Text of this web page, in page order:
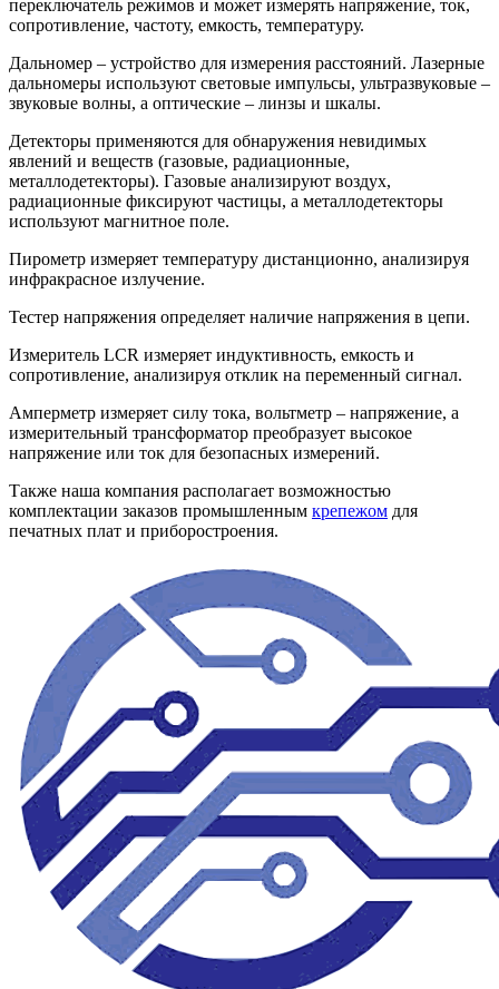
переключатель режимов и может измерять напряжение, ток,
сопротивление, частоту, емкость, температуру.
Дальномер – устройство для измерения расстояний. Лазерные
дальномеры используют световые импульсы, ультразвуковые –
звуковые волны, а оптические – линзы и шкалы.
Детекторы применяются для обнаружения невидимых
явлений и веществ (газовые, радиационные,
металлодетекторы). Газовые анализируют воздух,
радиационные фиксируют частицы, а металлодетекторы
используют магнитное поле.
Пирометр измеряет температуру дистанционно, анализируя
инфракрасное излучение.
Тестер напряжения определяет наличие напряжения в цепи.
Измеритель LCR измеряет индуктивность, емкость и
сопротивление, анализируя отклик на переменный сигнал.
Амперметр измеряет силу тока, вольтметр – напряжение, а
измерительный трансформатор преобразует высокое
напряжение или ток для безопасных измерений.
Также наша компания располагает возможностью
комплектации заказов промышленным крепежом для
печатных плат и приборостроения.